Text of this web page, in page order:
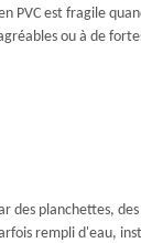
PVC est fragile
ou à de
planchettes,
rempli d'eau,